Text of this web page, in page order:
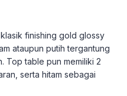
finishing gold glossy
ataupun putih tergantung
Top table pun memiliki 2
serta hitam sebagai